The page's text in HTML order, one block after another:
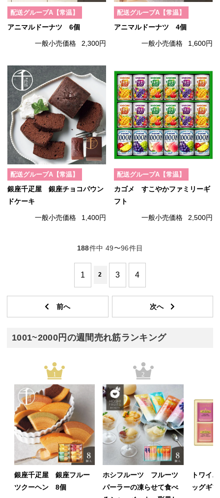
配送グループA【常温】
アニマルドーナツ 6個
一般小売価格 2,300円
配送グループA【常温】
アニマルドーナツ 4個
一般小売価格 1,600円
配送グループA【常温】
銀座千疋屋 銀座チョコパウン
ドケーキ
一般小売価格 1,400円
配送グループA【常温】
カゴメ すこやかファミリーギ
フト
一般小売価格 2,500円
188件中 49〜96件目
1 2 3 4
1001~2000円の週間売れ筋ランキング
1
銀座千疋屋 銀座フルー
ツクーヘン 8個
2
ホシフルーツ フルーツ
パーラーの凍らせて食べ
トワイ
ッグギ